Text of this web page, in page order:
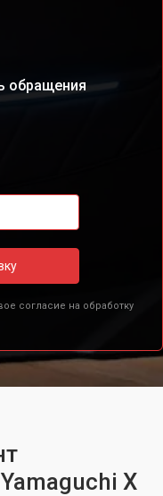
обращения
согласие на обработку
X